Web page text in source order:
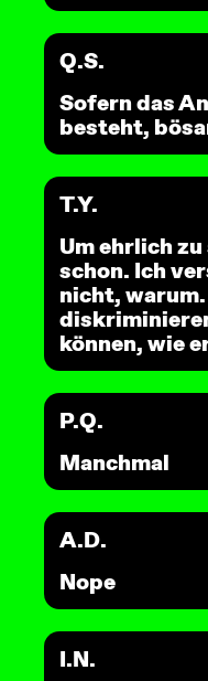
Q.S.
Sofern das
besteht,
T.Y.
Um ehrlich
schon. Ich
nicht,
können, wie
P.Q.
Manchmal
A.D.
Nope
I.N.